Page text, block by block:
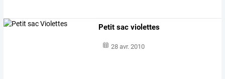
Petit sac violettes
28 avr. 2010